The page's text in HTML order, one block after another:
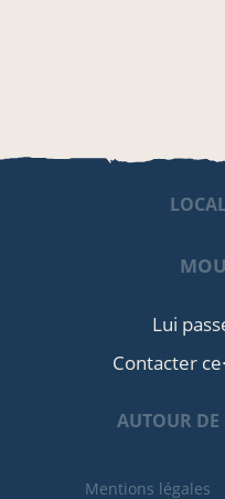
Lui
Contacter
AUTOUR DE
Mentions légales